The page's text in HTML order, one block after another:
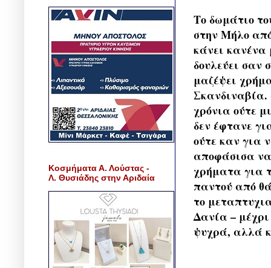
Το δωμάτιο
στην Μήλο
κάνει
δουλεύει σαν
μαζέψει
Σκανδιναβία.
χρόνια ούτε
δεν έφτανε
ούτε καν για
αποφάσισα
χρήματα για
παντού από
το
Δανία –
ψυχρά, αλλά
Κοσμήματα Α. Λούστας -
Λ. Θυσιάδης στην Αριδαία